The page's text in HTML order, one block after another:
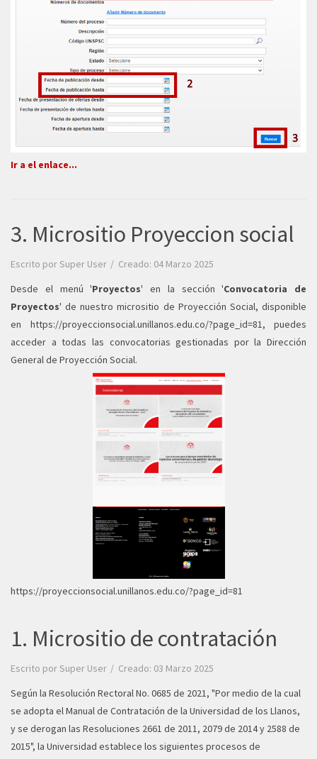
Ir a el enlace...
3. Micrositio Proyeccion social
Escrito porSuper User
Creado: 04 Marzo 2025
Desde el menú 'Proyectos' en la sección 'Convocatoria de
Proyectos' de nuestro micrositio de Proyección Social, disponible
en https://proyeccionsocial.unillanos.edu.co/?page_id=81, puedes
acceder a todas las convocatorias gestionadas por la Dirección
General de Proyección Social.
https://proyeccionsocial.unillanos.edu.co/?page_id=81
1. Micrositio de contratación
Escrito porSuper User
Creado: 03 Marzo 2025
Según la Resolución Rectoral No. 0685 de 2021, "Por medio de la cual
se adopta el Manual de Contratación de la Universidad de los Llanos,
y se derogan las Resoluciones 2661 de 2011, 2079 de 2014 y 2588 de
2015", la Universidad establece los siguientes procesos de